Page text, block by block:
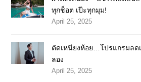
ทุกช็อต เป๊ะทุกมุม!
April 25, 2025
ตัดเหนียงห้อย…โปรแกรมล
ลอง
April 25, 2025